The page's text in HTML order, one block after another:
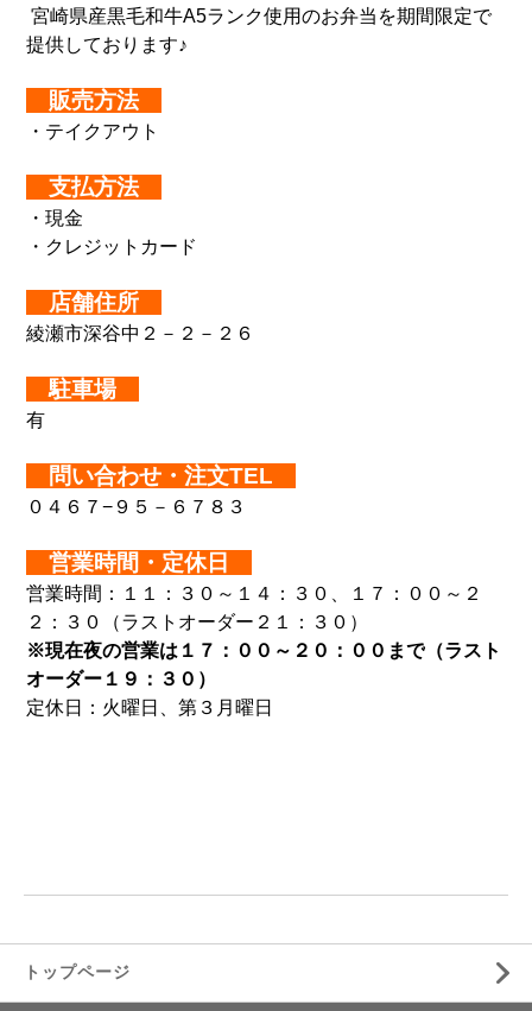
宮崎県産黒毛和牛A5ランク使用のお弁当を期間限定で
提供しております♪
販売方法
・テイクアウト
支払方法
・現金
・クレジットカード
店舗住所
綾瀬市深谷中２－２－２６
駐車場
有
問い合わせ・注文TEL
０４６７−９５－６７８３
営業時間・定休日
営業時間：１１：３０～１４：３０、１７：００～２
２：３０（ラストオーダー２１：３０）
※現在夜の営業は１７：００～２０：００まで （ラスト
オーダー１９：３０）
定休日：火曜日、第３月曜日
トップページ